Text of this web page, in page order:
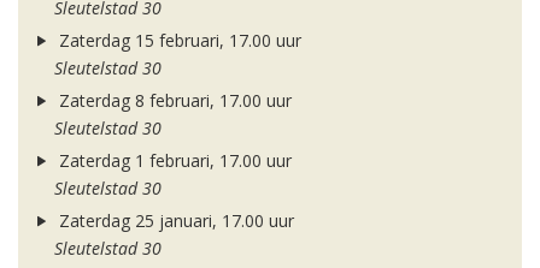
Sleutelstad 30
Zaterdag 15 februari, 17.00 uur
Sleutelstad 30
Zaterdag 8 februari, 17.00 uur
Sleutelstad 30
Zaterdag 1 februari, 17.00 uur
Sleutelstad 30
Zaterdag 25 januari, 17.00 uur
Sleutelstad 30